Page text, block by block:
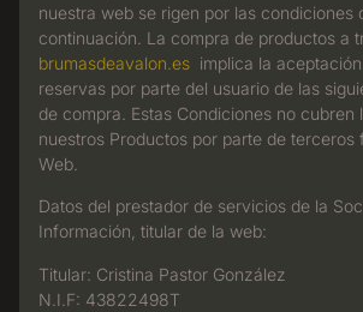
nuestra web se rigen por las condiciones
continuación. La compra de productos a
brumasdeavalon.es implica la
reservas por parte del usuario de las
de compra. Estas Condiciones no cubren
nuestros Productos por parte de terceros
Web.
Datos del prestador de servicios de la
Información, titular de la web:
Titular: Cristina Pastor González
N.I.F: 43822498T